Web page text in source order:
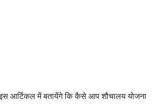
आर्टिकल में बतायेंगे कि कैसे आप शौचालय योजना